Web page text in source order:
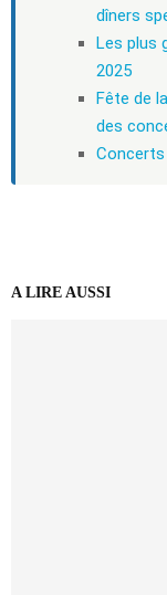
dîners
Les plus
2025
Fête de
des
A LIRE AUSSI